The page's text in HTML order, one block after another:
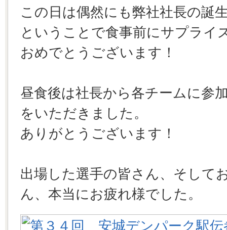
この日は偶然にも弊社社長の誕
ということで食事前にサプライ
おめでとうございます！
昼食後は社長から各チームに参
をいただきました。
ありがとうございます！
出場した選手の皆さん、そして
ん、本当にお疲れ様でした。